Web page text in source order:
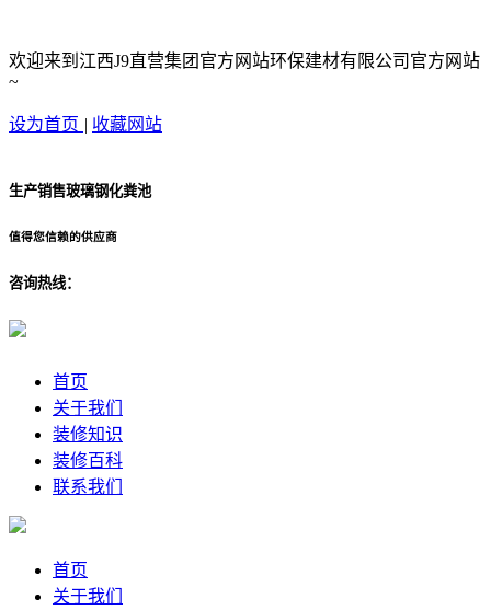
欢迎来到江西J9直营集团官方网站环保建材有限公司官方网站
~
设为首页 | 收藏网站
生产销售玻璃钢化粪池
值得您信赖的供应商
咨询热线：
首页
关于我们
装修知识
装修百科
联系我们
首页
关于我们